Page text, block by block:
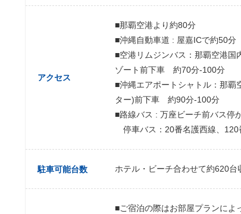
アクセス
■那覇空港より約80分
■沖縄自動車道 : 屋嘉ICで約50分
■空港リムジンバス：那覇空港国
ゾート前下車 約70分-100分
■沖縄エアポートシャトル：那覇
ター)前下車 約90分-100分
■路線バス : 万座ビーチ前バス停
停車バス：20番名護西線、120
駐車可能台数 ホテル・ビーチ合わせて約620
■ご宿泊の際はお部屋プランによ